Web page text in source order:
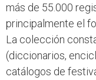
más de 55.000
principalmente el
La colección
(diccionarios,
catálogos de